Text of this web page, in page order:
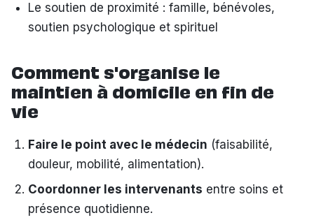
Le soutien de proximité : famille, bénévoles,
soutien psychologique et spirituel
Comment s'organise le
maintien à domicile en fin de
vie
Faire le point avec le médecin (faisabilité,
douleur, mobilité, alimentation).
Coordonner les intervenants entre soins et
présence quotidienne.